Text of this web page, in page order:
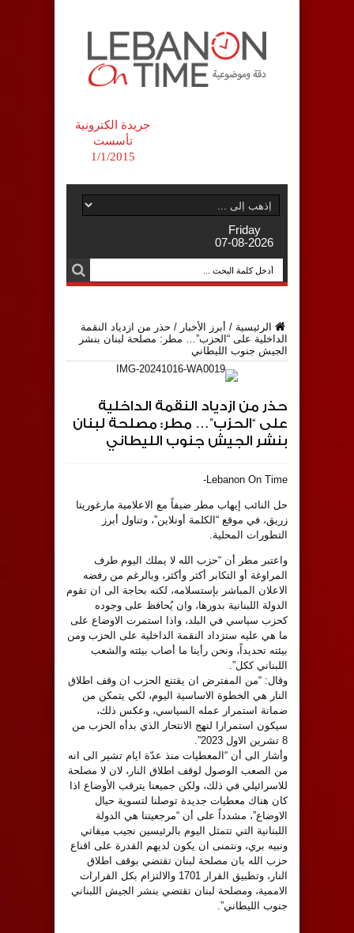
جريدة الكترونية
تأسست
1/1/2015
Friday
07-08-2026
الرئيسية / أبرز الأخبار / حذر من ازدياد النقمة
الداخلية على “الحزب”… مطر: مصلحة لبنان بنشر
الجيش جنوب الليطاني
حذر من ازدياد النقمة الداخلية
على “الحزب”… مطر: مصلحة لبنان
بنشر الجيش جنوب الليطاني
Lebanon On Time-
حل النائب إيهاب مطر ضيفاً مع الاعلامية مارغوريتا
زريق، في موقع “الكلمة أونلاين”، وتناول أبرز
التطورات المحلية.
واعتبر مطر أن “حزب الله لا يملك اليوم طرف
المراوغة أو التكابر أكثر وأكثر، وبالرغم من رفضه
الاعلان المباشر بإستسلامه، لكنه بحاجة الى ان تقوم
الدولة اللبنانية بدورها، وان يُحافظ على وجوده
كحزب سياسي في البلد، واذا استمرت الاوضاع على
ما هي عليه ستزداد النقمة الداخلية على الحزب ومن
بيئته تحديداً، ونحن رأينا ما أصاب بيئته والشعب
اللبناني ككل”.
وقال: “من المفترض ان يقتنع الحزب ان وقف اطلاق
النار هي الخطوة الاساسية اليوم، لكي يتمكن من
ضمانة استمرار عمله السياسي، وعكس ذلك،
سيكون استمرارا لنهج الانتحار الذي بدأه الحزب من
8 تشرين الاول 2023”.
وأشار الى أن “المعطيات منذ عدّة ايام تشير الى انه
من الصعب الوصول لوقف اطلاق النار، لان لا مصلحة
للاسرائيلي في ذلك، ولكن جميعنا يترقب الأوضاع اذا
كان هناك معطيات جديدة توصلنا لتسوية حيال
الاوضاع”، مشدداً على أن “مرجعيتنا هي الدولة
اللبنانية التي تتمثل اليوم بالرئيسين نجيب ميقاتي
ونبيه بري، ونتمنى ان يكون لديهم القدرة على اقناع
حزب الله بان مصلحة لبنان تقتضي بوقف اطلاق
النار، وتطبيق القرار 1701 والالتزام بكل القرارات
الاممية، ومصلحة لبنان تقتضي بنشر الجيش اللبناني
جنوب الليطاني”.